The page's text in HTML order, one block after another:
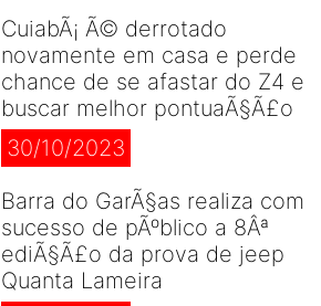
CuiabÃ¡ Ã© derrotado
novamente em casa e perde
chance de se afastar do Z4 e
buscar melhor pontuaÃ§Ã£o
30/10/2023
Barra do GarÃ§as realiza com
sucesso de pÃºblico a 8Âª
ediÃ§Ã£o da prova de jeep
Quanta Lameira